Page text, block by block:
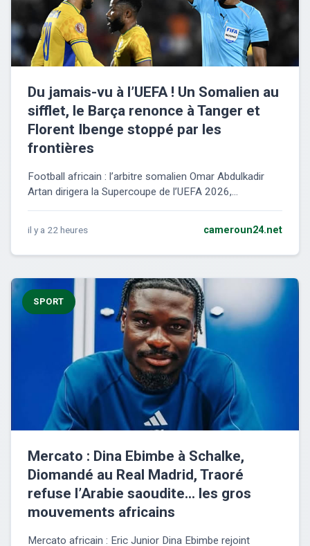
Du jamais-vu à l’UEFA ! Un Somalien au
sifflet, le Barça renonce à Tanger et
Florent Ibenge stoppé par les
frontières
Football africain : l’arbitre somalien Omar Abdulkadir
Artan dirigera la Supercoupe de l’UEFA 2026,...
il y a 22 heures cameroun24.net
SPORT
Mercato : Dina Ebimbe à Schalke,
Diomandé au Real Madrid, Traoré
refuse l’Arabie saoudite… les gros
mouvements africains
Mercato africain : Eric Junior Dina Ebimbe rejoint